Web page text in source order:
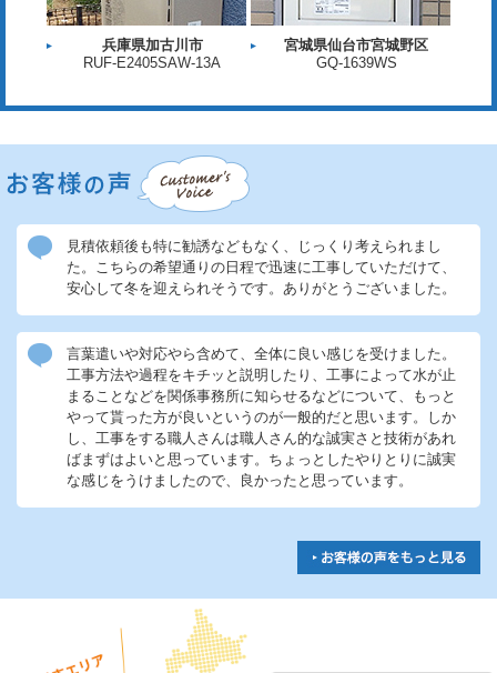
兵庫県加古川市
RUF-E2405SAW-13A
宮城県仙台市宮城野区
GQ-1639WS
見積依頼後も特に勧誘などもなく、じっくり考えられまし
た。こちらの希望通りの日程で迅速に工事していただけて、
安心して冬を迎えられそうです。ありがとうございました。
言葉遣いや対応やら含めて、全体に良い感じを受けました。
工事方法や過程をキチッと説明したり、工事によって水が止
まることなどを関係事務所に知らせるなどについて、もっと
やって貰った方が良いというのが一般的だと思います。しか
し、工事をする職人さんは職人さん的な誠実さと技術があれ
ばまずはよいと思っています。ちょっとしたやりとりに誠実
な感じをうけましたので、良かったと思っています。